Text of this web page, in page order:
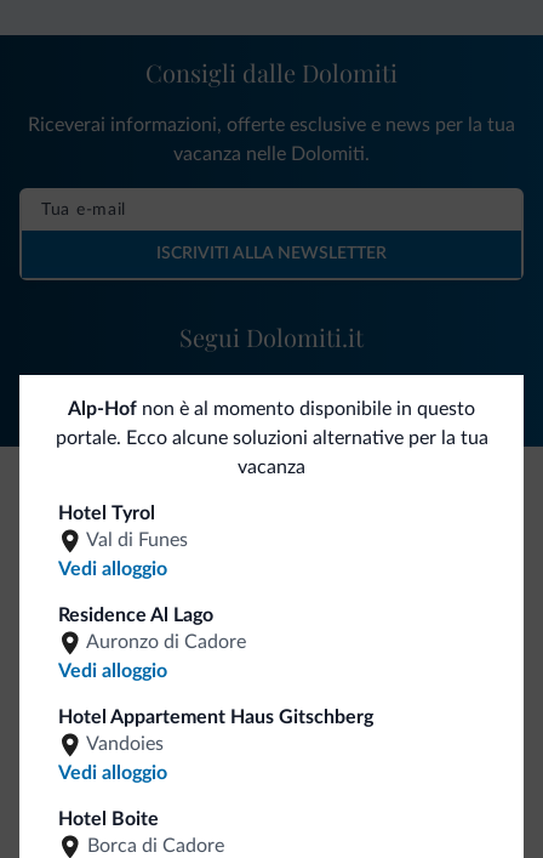
Alp-Hof non è al momento disponibile in questo
portale. Ecco alcune soluzioni alternative per la tua
vacanza
Hotel Tyrol
Val di Funes
Vedi alloggio
Residence Al Lago
Auronzo di Cadore
Vedi alloggio
Hotel Appartement Haus Gitschberg
Vandoies
Vedi alloggio
Hotel Boite
Borca di Cadore
Segui Dolomiti.it
Consigli dalle Dolomiti
Riceverai informazioni, offerte esclusive e news per la tua
vacanza nelle Dolomiti.
ISCRIVITI ALLA NEWSLETTER
Be Original, scopri la nuova collezione
Ce l'avete chiesto in tanti. Ecco la nuova collezione firmata